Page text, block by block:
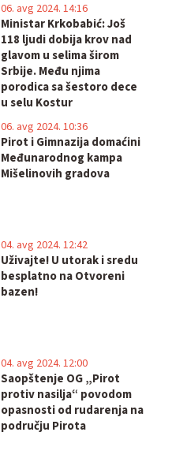
Ministar Krkobabić: Još
118 ljudi dobija krov nad
glavom u selima širom
Srbije. Među njima
porodica sa šestoro dece
u selu Kostur
06. avg 2024. 14:16
Pirot i Gimnazija domaćini
Međunarodnog kampa
Mišelinovih gradova
06. avg 2024. 10:36
Uživajte! U utorak i sredu
besplatno na Otvoreni
bazen!
04. avg 2024. 12:42
Saopštenje OG „Pirot
protiv nasilja“ povodom
opasnosti od rudarenja na
području Pirota
04. avg 2024. 12:00